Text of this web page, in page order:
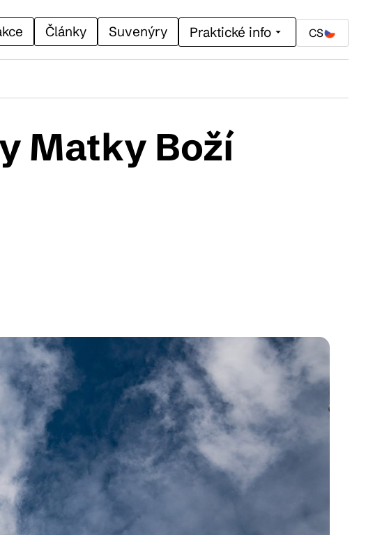
Články Suvenýry Praktické info CS
Matky Boží